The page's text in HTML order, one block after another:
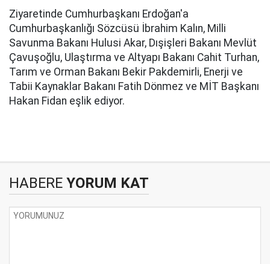
Ziyaretinde Cumhurbaşkanı Erdoğan'a
Cumhurbaşkanlığı Sözcüsü İbrahim Kalın, Milli
Savunma Bakanı Hulusi Akar, Dışişleri Bakanı Mevlüt
Çavuşoğlu, Ulaştırma ve Altyapı Bakanı Cahit Turhan,
Tarım ve Orman Bakanı Bekir Pakdemirli, Enerji ve
Tabii Kaynaklar Bakanı Fatih Dönmez ve MİT Başkanı
Hakan Fidan eşlik ediyor.
HABERE YORUM KAT